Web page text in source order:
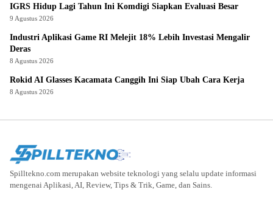
IGRS Hidup Lagi Tahun Ini Komdigi Siapkan Evaluasi Besar
9 Agustus 2026
Industri Aplikasi Game RI Melejit 18% Lebih Investasi Mengalir
Deras
8 Agustus 2026
Rokid AI Glasses Kacamata Canggih Ini Siap Ubah Cara Kerja
8 Agustus 2026
Spilltekno.com merupakan website teknologi yang selalu update informasi
mengenai Aplikasi, AI, Review, Tips & Trik, Game, dan Sains.